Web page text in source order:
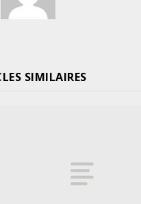
SIMILAIRES